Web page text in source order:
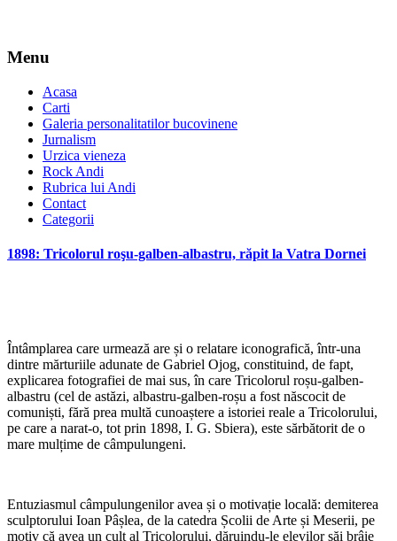
Menu
Acasa
Carti
Galeria personalitatilor bucovinene
Jurnalism
Urzica vieneza
Rock Andi
Rubrica lui Andi
Contact
Categorii
1898: Tricolorul roşu-galben-albastru, răpit la Vatra Dornei
Întâmplarea care urmează are și o relatare iconografică, într-una
dintre mărturiile adunate de Gabriel Ojog, constituind, de fapt,
explicarea fotografiei de mai sus, în care Tricolorul roșu-galben-
albastru (cel de astăzi, albastru-galben-roșu a fost născocit de
comuniști, fără prea multă cunoaștere a istoriei reale a Tricolorului,
pe care a narat-o, tot prin 1898, I. G. Sbiera), este sărbătorit de o
mare mulțime de câmpulungeni.
Entuziasmul câmpulungenilor avea și o motivație locală: demiterea
sculptorului Ioan Pâșlea, de la catedra Școlii de Arte și Meserii, pe
motiv că avea un cult al Tricolorului, dăruindu-le elevilor săi brâie